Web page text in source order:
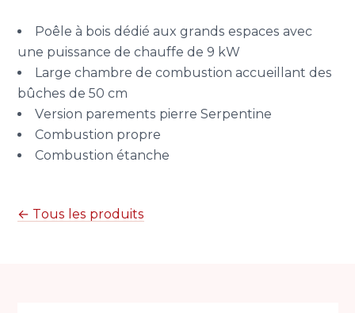
Poêle à bois dédié aux grands espaces avec
une puissance de chauffe de 9 kW
Large chambre de combustion accueillant des
bûches de 50 cm
Version parements pierre Serpentine
Combustion propre
Combustion étanche
← Tous les produits